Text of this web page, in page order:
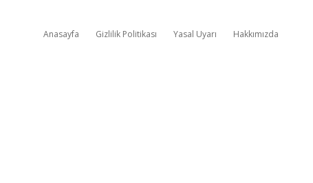
Anasayfa Gizlilik Politikası Yasal Uyarı Hakkımızda